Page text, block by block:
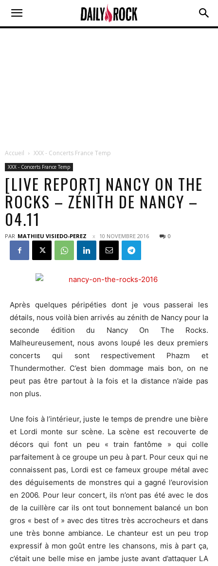
Accueil XXX - Concerts France Temp
XXX - Concerts France Temp
[LIVE REPORT] NANCY ON THE
ROCKS – ZÉNITH DE NANCY –
04.11
PAR MATHIEU VISIEDO-PEREZ 10 NOVEMBRE 2016 0
Après quelques péripéties dont je vous passerai les
détails, nous voilà bien arrivés au zénith de Nancy pour la
seconde édition du Nancy On The Rocks.
Malheureusement, nous avons loupé les deux premiers
concerts qui sont respectivement Phazm et
Thundermother. C’est bien dommage mais bon, on ne
peut pas être partout à la fois et la distance n’aide pas
non plus.
Une fois à l’intérieur, juste le temps de prendre une bière
et Lordi monte sur scène. La scène est recouverte de
décors qui font un peu « train fantôme » qui colle
parfaitement à ce groupe un peu à part. Pour ceux qui ne
connaissent pas, Lordi est ce fameux groupe métal avec
des déguisements de monstres qui a gagné l’eurovision
en 2006. Pour leur concert, ils n’ont pas été avec le dos
de la cuillère car ils ont tout bonnement balancé un bon
gros « best of » avec des titres très accrocheurs et dans
une très bonne ambiance. Le chanteur est un peu trop
expressif à mon goût entre les chansons, mis à part ça,
c’était une belle mise en jambe juste avant d’attaquer LA